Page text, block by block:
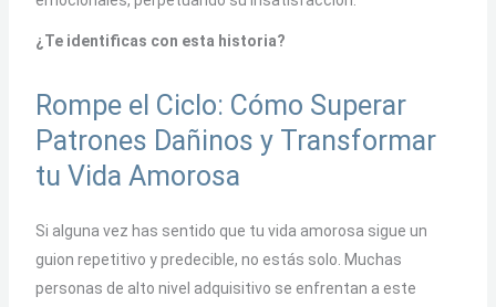
¿Te identificas con esta historia?
Rompe el Ciclo: Cómo Superar
Patrones Dañinos y Transformar
tu Vida Amorosa
Si alguna vez has sentido que tu vida amorosa sigue un
guion repetitivo y predecible, no estás solo. Muchas
personas de alto nivel adquisitivo se enfrentan a este